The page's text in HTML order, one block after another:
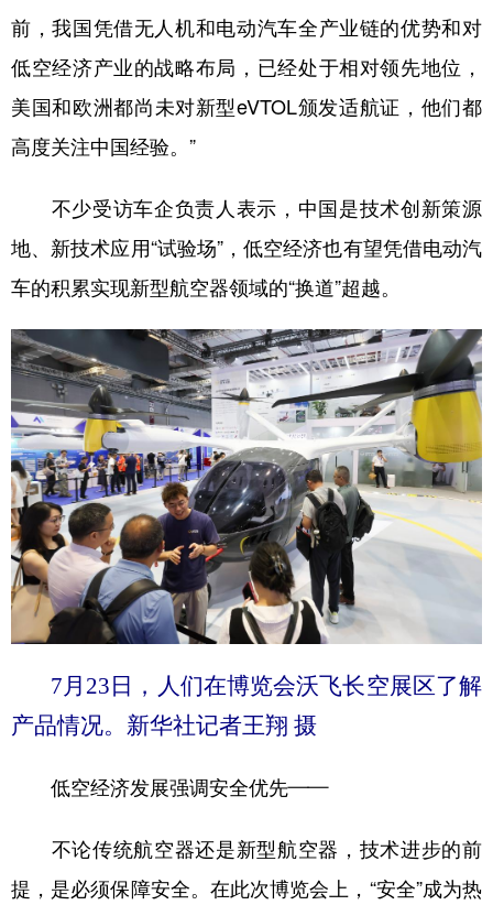
前，我国凭借无人机和电动汽车全产业链的优势和对
低空经济产业的战略布局，已经处于相对领先地位，
美国和欧洲都尚未对新型eVTOL颁发适航证，他们都
高度关注中国经验。”
不少受访车企负责人表示，中国是技术创新策源
地、新技术应用“试验场”，低空经济也有望凭借电动汽
车的积累实现新型航空器领域的“换道”超越。
7月23日，人们在博览会沃飞长空展区了解
产品情况。新华社记者王翔 摄
低空经济发展强调安全优先——
不论传统航空器还是新型航空器，技术进步的前
提，是必须保障安全。在此次博览会上，“安全”成为热